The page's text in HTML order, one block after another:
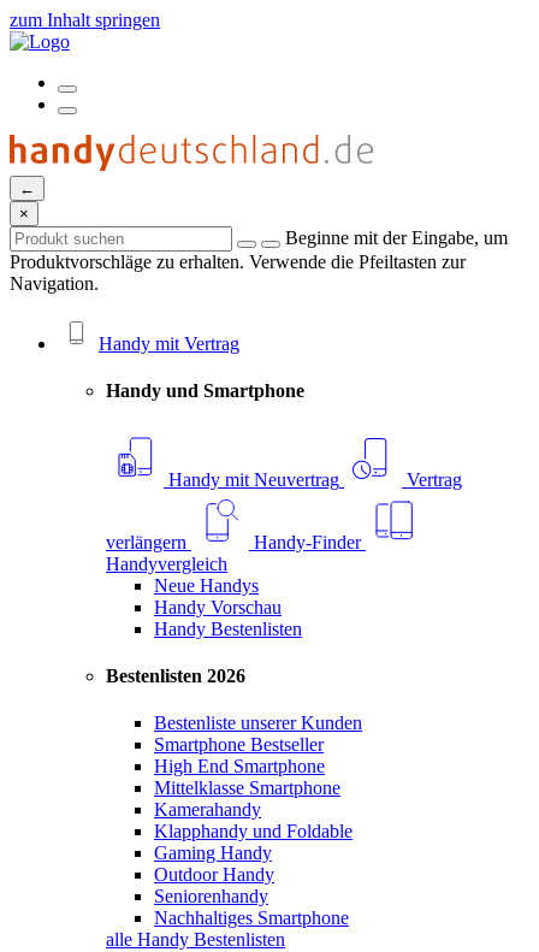
zum Inhalt springen
←
×
Beginne mit der Eingabe, um
Produktvorschläge zu erhalten. Verwende die Pfeiltasten zur
Navigation.
Handy mit Vertrag
Handy und Smartphone
Handy mit Neuvertrag Vertrag
verlängern
Handy-Finder
Handyvergleich
Neue Handys
Handy Vorschau
Handy Bestenlisten
Bestenlisten 2026
Bestenliste unserer Kunden
Smartphone Bestseller
High End Smartphone
Mittelklasse Smartphone
Kamerahandy
Klapphandy und Foldable
Gaming Handy
Outdoor Handy
Seniorenhandy
Nachhaltiges Smartphone
alle Handy Bestenlisten